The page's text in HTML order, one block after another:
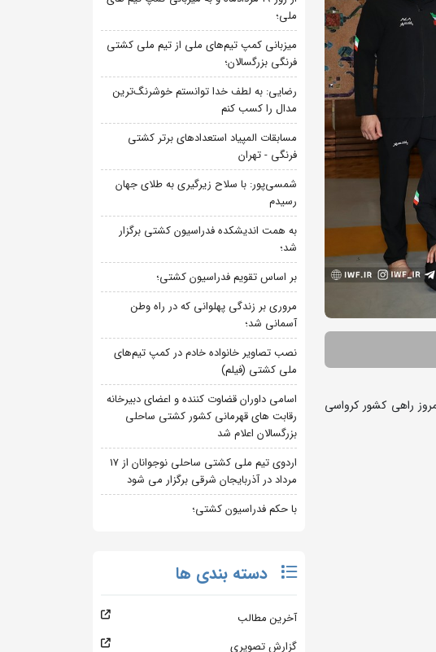
راهی کشور کرواسی
ملی؛
میزبانی کمپ تیم‌های ملی از تیم ملی کشتی
فرنگی بزرگسالان؛
رضایی: به لطف خدا توانستم خوشرنگ‌ترین
مدال را کسب کنم
مسابقات المپیاد استعدادهای برتر کشتی
فرنگی - تهران
شمسی‌پور: با سلاح زیرگیری به طلای جهان
رسیدم
به همت اندیشکده فدراسیون کشتی برگزار
شد؛
بر اساس تقویم فدراسیون کشتی؛
مروری بر زندگی پهلوانی که در راه وطن
آسمانی شد؛
نصب تصاویر خانواده خادم در کمپ تیم‌های
ملی کشتی (فیلم)
اسامی داوران قضاوت کننده و اعضای دبیرخانه
رقابت های قهرمانی کشور کشتی ساحلی
بزرگسالان اعلام شد
اردوی تیم ملی کشتی ساحلی نوجوانان از 17
مرداد در آذربایجان شرقی برگزار می شود
با حکم فدراسیون کشتی؛
دسته بندی ها
آخرین مطالب
گزارش تصویری